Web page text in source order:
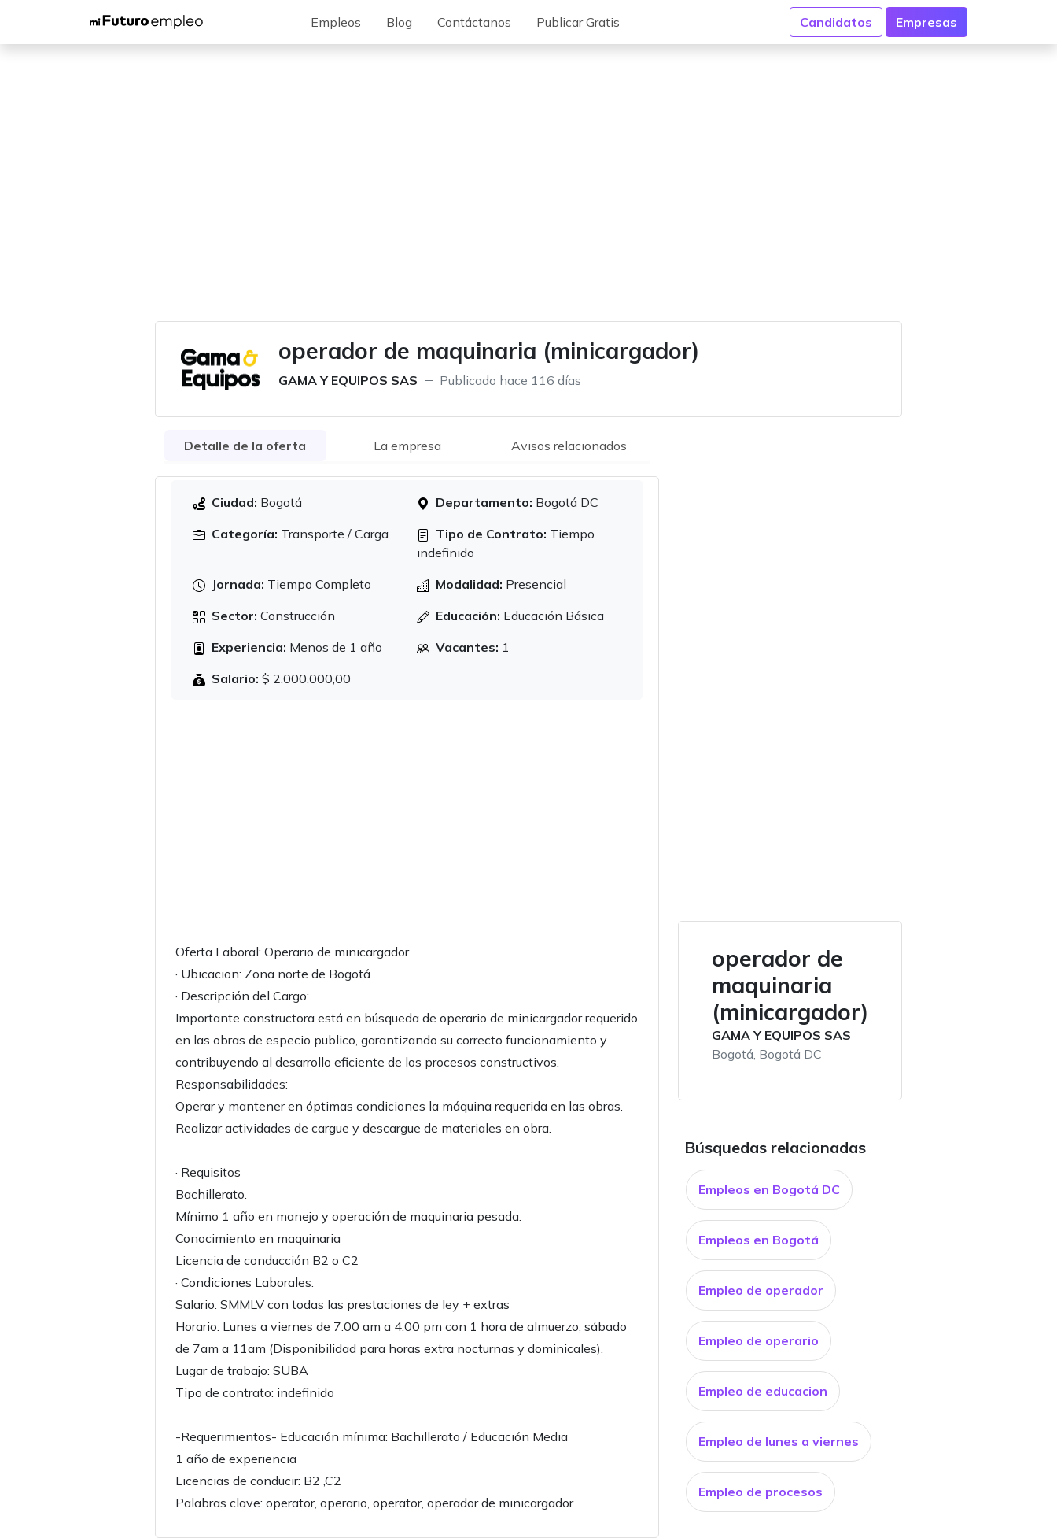
Empleos Blog Contáctanos Publicar Gratis Candidatos Empresas
operador de maquinaria (minicargador)
GAMA Y EQUIPOS SAS Publicado hace 116 días
Detalle de la oferta La empresa Avisos relacionados
Ciudad: Bogotá Departamento: Bogotá DC
Categoría: Transporte / Carga Tipo de Contrato: Tiempo
indefinido
Jornada: Tiempo Completo Modalidad: Presencial
Sector: Construcción Educación: Educación Básica
Experiencia: Menos de 1 año Vacantes: 1
Salario: $ 2.000.000,00
Oferta Laboral: Operario de minicargador
· Ubicacion: Zona norte de Bogotá
· Descripción del Cargo:
Importante constructora está en búsqueda de operario de minicargador requerido
en las obras de especio publico, garantizando su correcto funcionamiento y
contribuyendo al desarrollo eficiente de los procesos constructivos.
Responsabilidades:
Operar y mantener en óptimas condiciones la máquina requerida en las obras.
Realizar actividades de cargue y descargue de materiales en obra.
· Requisitos
Bachillerato.
Mínimo 1 año en manejo y operación de maquinaria pesada.
Conocimiento en maquinaria
Licencia de conducción B2 o C2
· Condiciones Laborales:
Salario: SMMLV con todas las prestaciones de ley + extras
Horario: Lunes a viernes de 7:00 am a 4:00 pm con 1 hora de almuerzo, sábado
de 7am a 11am (Disponibilidad para horas extra nocturnas y dominicales).
Lugar de trabajo: SUBA
Tipo de contrato: indefinido
-Requerimientos- Educación mínima: Bachillerato / Educación Media
1 año de experiencia
Licencias de conducir: B2 ,C2
Palabras clave: operator, operario, operator, operador de minicargador
operador de
maquinaria
(minicargador)
GAMA Y EQUIPOS SAS
Bogotá, Bogotá DC
Búsquedas relacionadas
Empleos en Bogotá DC
Empleos en Bogotá
Empleo de operador
Empleo de operario
Empleo de educacion
Empleo de lunes a viernes
Empleo de procesos